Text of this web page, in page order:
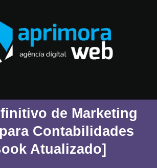
de Marketing
Contabilidades
Atualizado]